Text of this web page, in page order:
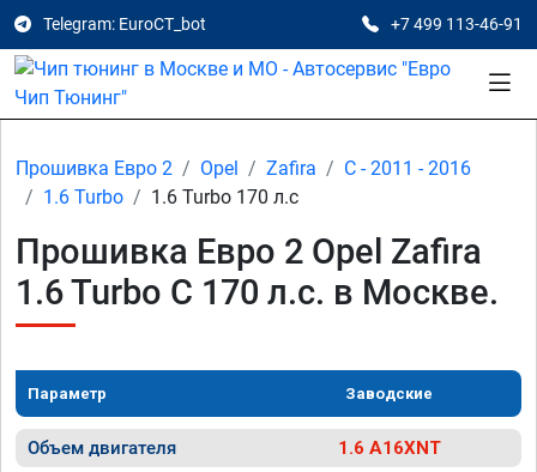
Telegram: EuroCT_bot +7 499 113-46-91
Прошивка Евро 2 Opel Zafira
C - 2011 - 2016
1.6 Turbo
1.6 Turbo 170 л.с
Прошивка Евро 2 Opel Zafira
1.6 Turbo C 170 л.с. в Москве.
Параметр Заводские
Объем двигателя 1.6 A16XNT